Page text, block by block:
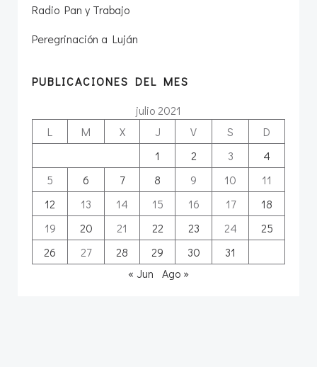
Radio Pan y Trabajo
Peregrinación a Luján
PUBLICACIONES DEL MES
julio 2021
L
M X J V S
D
1
2 3
4
5
6 7 8 9 10
11
12
13 14 15 16 17
18
19
20 21 22 23 24
25
26
27 28 29 30
31
« Jun
Ago »